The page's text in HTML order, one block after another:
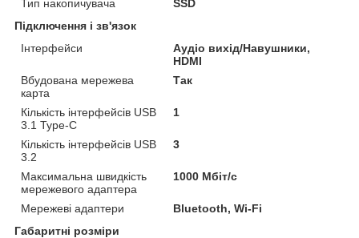
Тип накопичувача
SSD
Підключення і зв'язок
Інтерфейси
Аудіо вихід/Навушники,
HDMI
Вбудована мережева
карта
Так
Кількість інтерфейсів USB
3.1 Type-C
1
Кількість інтерфейсів USB
3.2
3
Максимальна швидкість
мережевого адаптера
1000 Мбіт/с
Мережеві адаптери
Bluetooth, Wi-Fi
Габаритні розміри